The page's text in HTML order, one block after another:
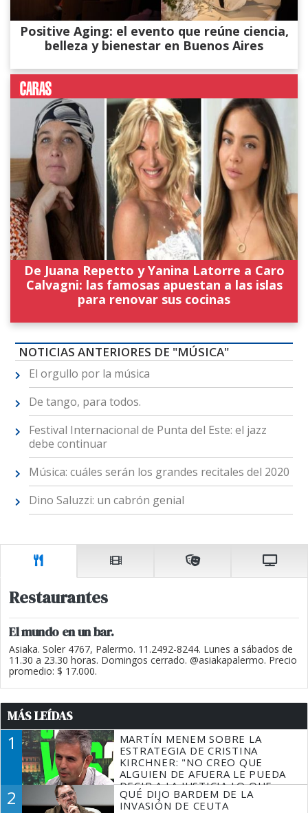
Positive Aging: el evento que reúne ciencia,
belleza y bienestar en Buenos Aires
De Juana Repetto y Yanina Latorre a Caro
Calvagni: las famosas apuestan a las islas
para renovar sus cocinas
NOTICIAS ANTERIORES DE "MÚSICA"
El orgullo por la música
De tango, para todos.
Festival Internacional de Punta del Este: el jazz
debe continuar
Música: cuáles serán los grandes recitales del 2020
Dino Saluzzi: un cabrón genial
Restaurantes
El mundo en un bar.
Asiaka. Soler 4767, Palermo. 11.2492-8244. Lunes a sábados de
11.30 a 23.30 horas. Domingos cerrado. @asiakapalermo. Precio
promedio: $ 17.000.
MÁS LEÍDAS
1
MARTÍN MENEM SOBRE LA
ESTRATEGIA DE CRISTINA
KIRCHNER: "NO CREO QUE
ALGUIEN DE AFUERA LE PUEDA
DECIR A LA JUSTICIA LO QUE
TIENE QUE HACER"
2
QUÉ DIJO BARDEM DE LA
INVASIÓN DE CEUTA